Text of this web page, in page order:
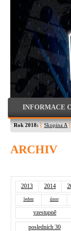
INFORMACE
Rok 2018: Skupina A
ARCHIV
2013 2014
leden únor
vzestupně
posledních 30